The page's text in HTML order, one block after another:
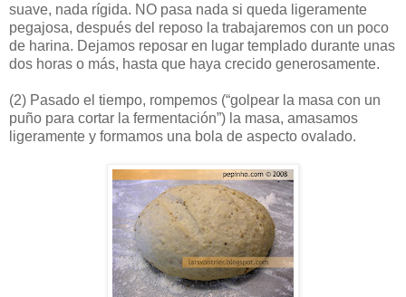
suave, nada rígida. NO pasa nada si queda ligeramente
pegajosa, después del reposo la trabajaremos con un poco
de harina. Dejamos reposar en lugar templado durante unas
dos horas o más, hasta que haya crecido generosamente.
(2) Pasado el tiempo, rompemos (“golpear la masa con un
puño para cortar la fermentación”) la masa, amasamos
ligeramente y formamos una bola de aspecto ovalado.